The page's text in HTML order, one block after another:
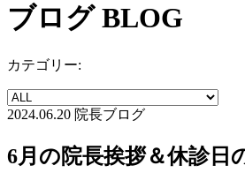
ブログ BLOG
カテゴリー:
2024.06.20 院長ブログ
6月の院長挨拶＆休診日